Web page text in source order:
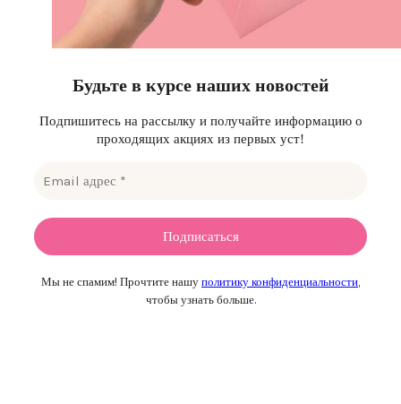
Будьте в курсе наших новостей
Подпишитесь на рассылку и получайте информацию о
проходящих акциях из первых уст!
Мы не спамим! Прочтите нашу политику конфиденциальности,
чтобы узнать больше.